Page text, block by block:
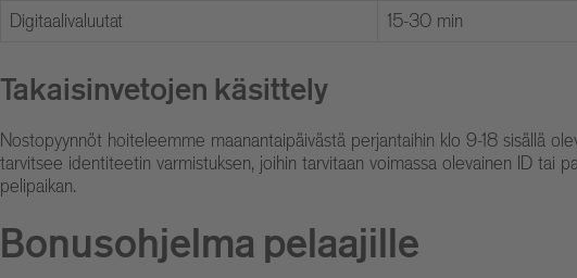
Digitaalivaluutat
15-30 min
Takaisinvetojen käsittely
Nostopyynnöt hoiteleemme maanantaipäivästä perjantaihin klo 9-18 sisällä
tarvitsee identiteetin varmistuksen, joihin tarvitaan voimassa olevainen ID tai
pelipaikan.
Bonusohjelma pelaajille